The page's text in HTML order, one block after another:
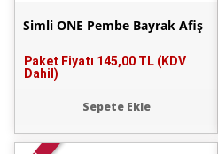
Simli ONE Pembe Bayrak Afiş
Paket Fiyatı 145,00 TL (KDV
Dahil)
Sepete Ekle